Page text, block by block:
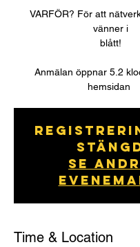
VARFÖR? För att
vänner i
blått!
Anmälan öppnar 5.2
hemsidan
Se
Time & Location